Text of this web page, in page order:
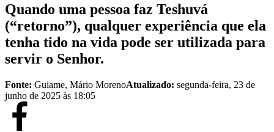
Quando uma pessoa faz Teshuvá
(“retorno”), qualquer experiência que ela
tenha tido na vida pode ser utilizada para
servir o Senhor.
Fonte: Guiame, Mário MorenoAtualizado: segunda-feira, 23 de
junho de 2025 às 18:05